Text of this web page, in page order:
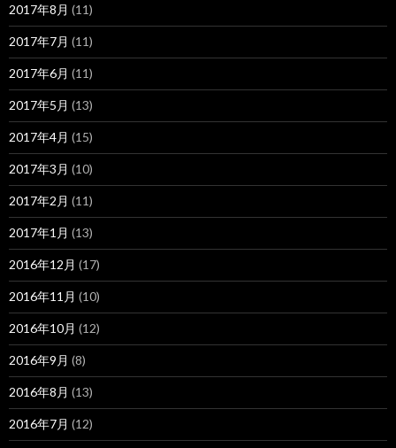
2017年8月 (11)
2017年7月 (11)
2017年6月 (11)
2017年5月 (13)
2017年4月 (15)
2017年3月 (10)
2017年2月 (11)
2017年1月 (13)
2016年12月 (17)
2016年11月 (10)
2016年10月 (12)
2016年9月 (8)
2016年8月 (13)
2016年7月 (12)